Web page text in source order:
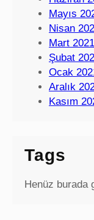
Mayıs
Nisan
Mart 2021
Şubat
Ocak
Aralık
Kasım
Tags
Henüz